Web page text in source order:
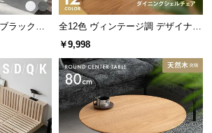
ら使いやすいテーブル
ラックフ
調 4人掛
全12色 ヴィンテージ調 デザイナー
ズシェルチェア
￥9,998